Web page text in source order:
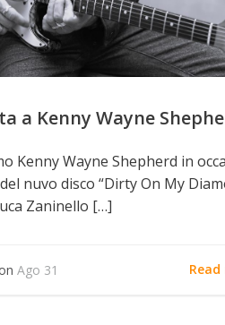
a Kenny Wayne
Kenny Wayne Shepherd in
nuvo disco “Dirty On My
Zaninello […]
on Ago 31